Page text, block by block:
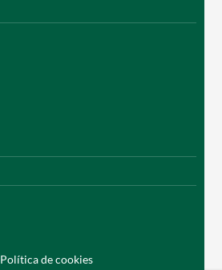
Política de cookies